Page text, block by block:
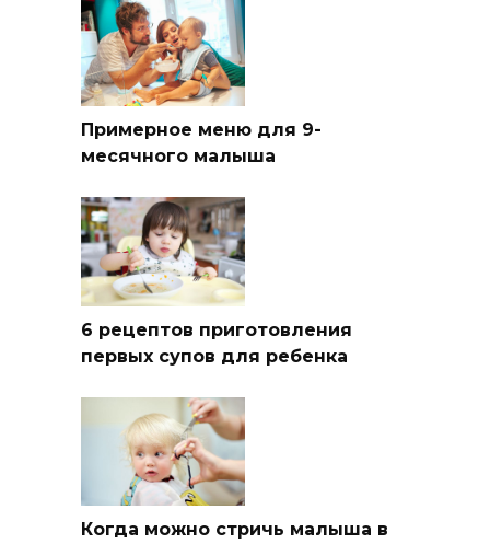
Примерное меню для 9-
месячного малыша
6 рецептов приготовления
первых супов для ребенка
Когда можно стричь малыша в